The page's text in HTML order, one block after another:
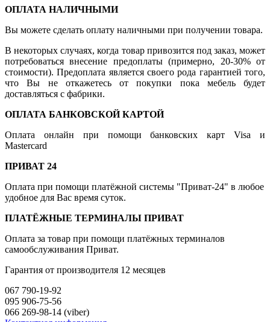
ОПЛАТА НАЛИЧНЫМИ
Вы можете сделать оплату наличными при получении товара.
В некоторых случаях, когда товар привозится под заказ, может
потребоваться внесение предоплаты (примерно, 20-30% от
стоимости). Предоплата является своего рода гарантией того,
что Вы не откажетесь от покупки пока мебель будет
доставляться с фабрики.
ОПЛАТА БАНКОВСКОЙ КАРТОЙ
Оплата онлайн при помощи банковских карт Visa и
Mastercard
ПРИВАТ 24
Оплата при помощи платёжной системы "Приват-24" в любое
удобное для Вас время суток.
ПЛАТЁЖНЫЕ ТЕРМИНАЛЫ ПРИВАТ
Оплата за товар при помощи платёжных терминалов
самообслуживания Приват.
Гарантия от производителя 12 месяцев
067 790-19-92
095 906-75-56
066 269-98-14 (viber)